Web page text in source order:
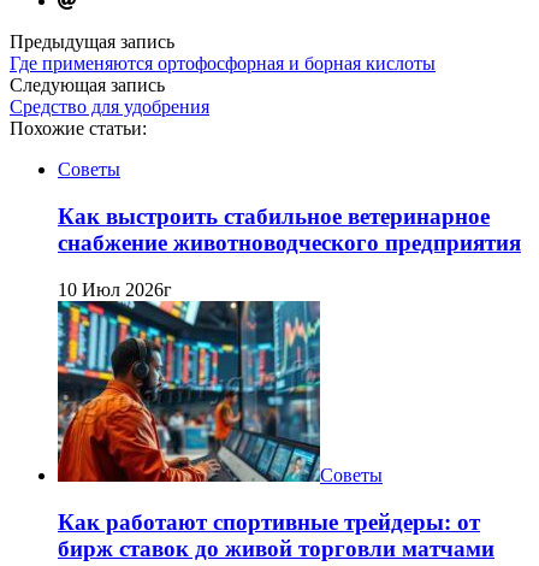
Предыдущая запись
Где применяются ортофосфорная и борная кислоты
Следующая запись
Средство для удобрения
Похожие статьи:
Советы
Как выстроить стабильное ветеринарное
снабжение животноводческого предприятия
10 Июл 2026г
Советы
Как работают спортивные трейдеры: от
бирж ставок до живой торговли матчами